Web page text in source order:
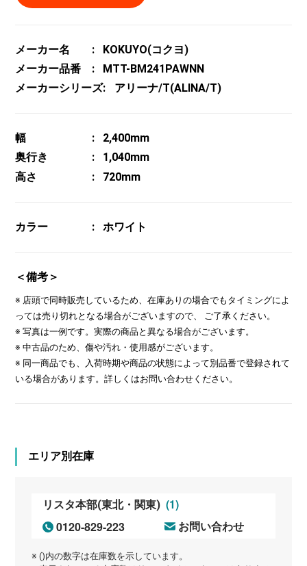
メーカー名
KOKUYO(コクヨ)
メーカー品番
MTT-BM241PAWNN
メーカーシリーズ
アリーナ/T(ALINA/T)
幅
2,400mm
奥行き
1,040mm
高さ
720mm
カラー ホワイト
＜備考＞
※ 店頭で同時販売しているため、在庫ありの場合でもタイミングによ
っては売り切れとなる場合がございますので、 ご了承ください。
※ 写真は一例です。実際の商品と異なる場合がございます。
※ 中古品のため、傷や汚れ・使用感がございます。
※ 同一商品でも、入荷時期や商品の状態によって別品番で登録されて
いる場合があります。詳しくはお問い合わせください。
エリア別在庫
リスタ本部(東北・関東) (1)
0120-829-223
お問い合わせ
※ ()内の数字は在庫数を示しています。